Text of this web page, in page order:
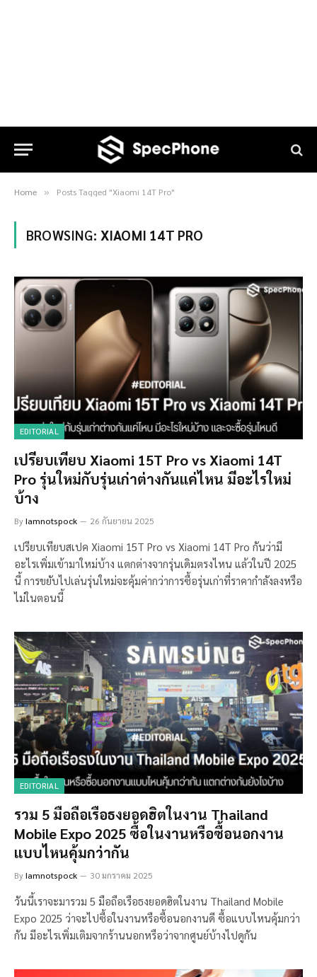
Home » Posts Tagged "Xiaomi 14T Pro"
BROWSING: XIAOMI 14T PRO
EDITORIAL
เปรียบเทียบ Xiaomi 15T Pro vs Xiaomi 14T
Pro รุ่นใหม่กับรุ่นเก่าต่างกันแค่ไหน มีอะไรใหม่
บ้าง
ByIamnotspock 26 กันยายน 2025
เปรียบเทียบสเปค Xiaomi 15T Pro vs Xiaomi 14T Pro กันว่ามี
อะไรเพิ่มเข้ามาใหม่บ้าง แตกต่างจากรุ่นเดิมตรงไหน แล้วในปี 2025
นี้ การขยับไปเล่นรุ่นใหม่จะคุ้มค่ากว่าการซื้อรุ่นเก่าที่ราคากำลังลงหรือ
ไม่ในตอนนี้
EDITORIAL
รวม 5 มือถือเรือธงยอดฮิตในงาน Thailand
Mobile Expo 2025 ซื้อในงานหรือซื้อนอกงาน
แบบไหนคุ้มกว่ากัน
ByIamnotspock 30 มกราคม 2025
วันนี้เราจะมารวม 5 มือถือเรือธงยอดฮิตในงาน Thailand Mobile
Expo 2025 ว่าจะไปซื้อในงานหรือซื้อนอกงานดี ซื้อแบบไหนคุ้มกว่า
กัน มีอะไรเพิ่มเติมจากร้านนอกหรือว่าจากศูนย์บ้างไปดูกัน